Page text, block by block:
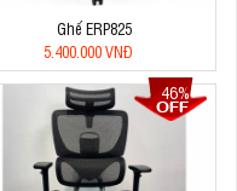
Ghế ERP825
5.400.000 VNĐ
46%